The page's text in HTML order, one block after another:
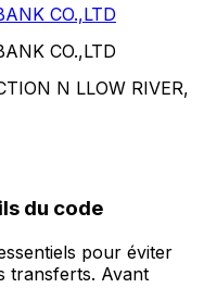
CO.,LTD
CO.,LTD
N LLOW RIVER,
du code
pour éviter
transferts. Avant